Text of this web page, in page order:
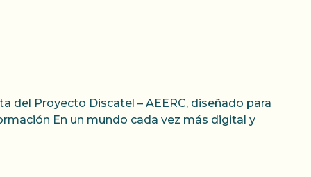
Proyecto Discatel – AEERC, diseñado para
En un mundo cada vez más digital y